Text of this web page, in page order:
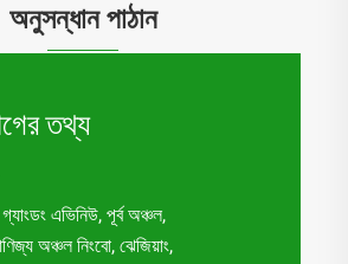
অনুসন্ধান পাঠান
তথ্য
এভিনিউ, পূর্ব অঞ্চল,
অঞ্চল নিংবো, ঝেজিয়াং,